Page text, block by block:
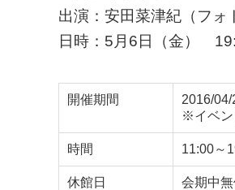
出演：安田菜津紀（フォ
日時：5月6日（金）
開催期間
2016/
※イベン
時間 11:00～
休館日 会期中